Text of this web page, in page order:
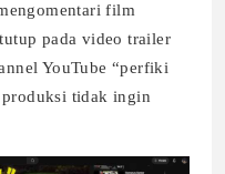
film
pada video trailer
YouTube “perfiki
tidak ingin